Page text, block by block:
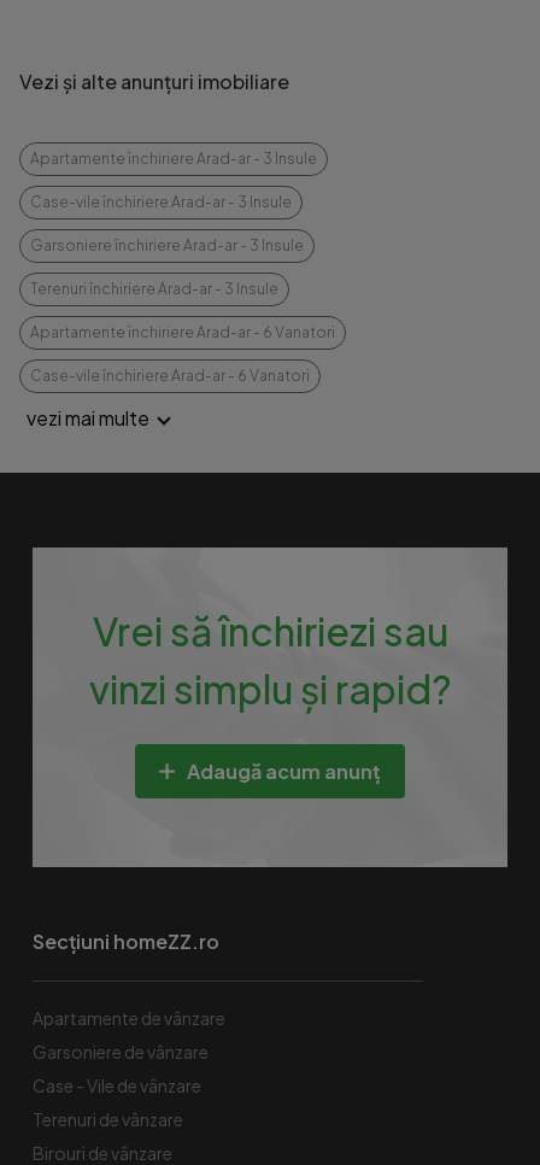
Vezi și alte anunțuri imobiliare
Apartamente închiriere Arad-ar - 3 Insule
Case-vile închiriere Arad-ar - 3 Insule
Garsoniere închiriere Arad-ar - 3 Insule
Terenuri închiriere Arad-ar - 3 Insule
Apartamente închiriere Arad-ar - 6 Vanatori
Case-vile închiriere Arad-ar - 6 Vanatori
vezi mai multe
Vrei să închiriezi sau
vinzi simplu și rapid?
Adaugă acum anunț
Secțiuni homeZZ.ro
Apartamente de vânzare
Garsoniere de vânzare
Case - Vile de vânzare
Terenuri de vânzare
Birouri de vânzare